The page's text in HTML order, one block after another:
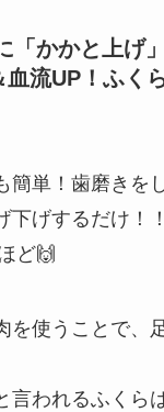
「かかと上げ
流UP！ふく
簡単！歯磨きを
下げするだけ！！
ど🙌
を使うことで、
言われるふくら